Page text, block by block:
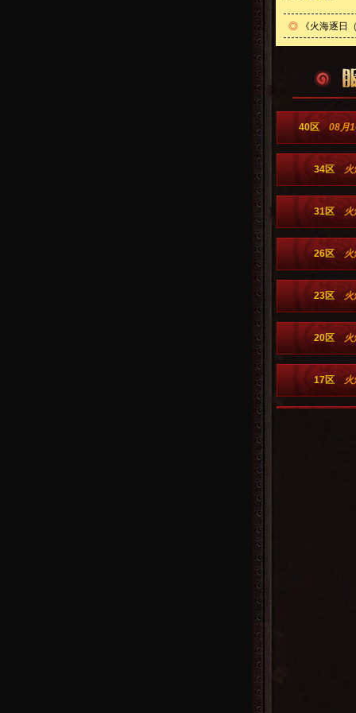
◎ 《火海逐日
40区 08月
34区
31区
26区
23区
20区
17区